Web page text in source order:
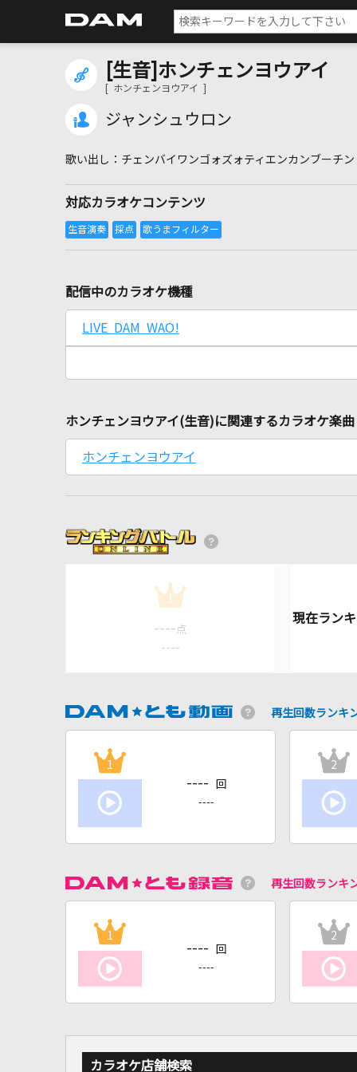
[生音]ホンチェンヨウアイ
[ ホンチェンヨウアイ ]
ジャンシュウロン
チェンバイワンゴォズォティエンカンブーチン
対応カラオケコンテンツ
配信中のカラオケ機種
LIVE DAM WAO!
ホンチェンヨウアイ(生音)に関連するカラオケ楽曲
ホンチェンヨウアイ
1
---- 点
----
再生回数ランキ
1
---- 回
----
2
再生回数ランキ
1
---- 回
----
2
カラオケ店舗検索